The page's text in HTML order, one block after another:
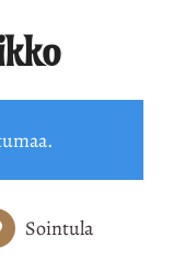
Sointula